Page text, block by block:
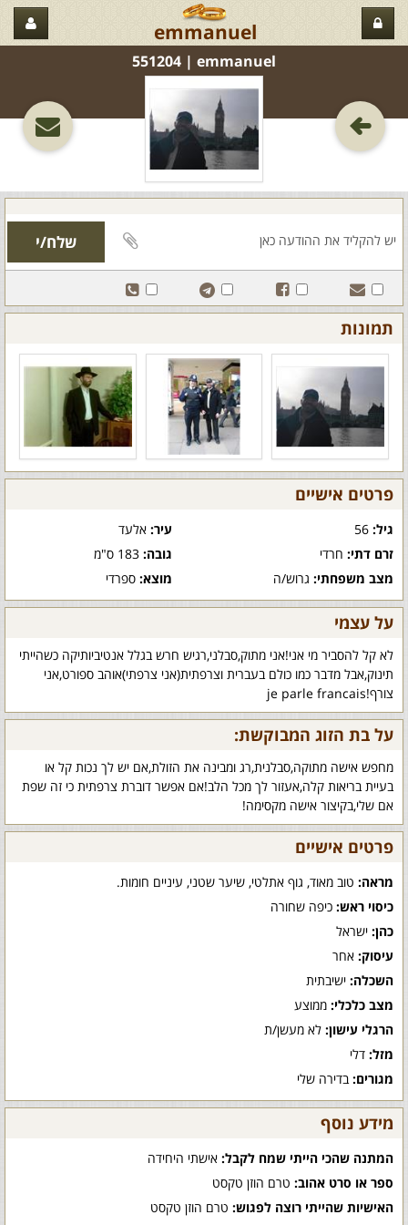
emmanuel
emmanuel‏ | 551204
תמונות
פרטים אישיים
גיל: עיר:אלעד
זרם דתי: חרדי גובה:183 ס"מ
מצב משפחתי: גרוש/ה מוצא:ספרדי
על עצמי
לא קל להסביר מי אני!אני מתוק,סבלני,רגיש חרש בגלל אנטיביותיקה כשהייתי
תינוק,אבל מדבר כמו כולם בעברית וצרפתית(אני צרפתי)אוהב ספורט,אני
צורף!je parle francais
על בת הזוג המבוקשת:
מחפש אישה מתוקה,סבלנית,רג ומבינה את הזולת,אם יש לך נכות קל או
בעיית בריאות קלה,אעזור לך מכל הלב!אם אפשר דוברת צרפתית כי זה שפת
אם שלי,בקיצור אישה מקסימה!
פרטים אישיים
מראה: טוב מאוד, גוף אתלטי, שיער שטני, עיניים חומות.
כיסוי ראש: כיפה שחורה
כהן: ישראל
עיסוק: אחר
השכלה: ישיבתית
מצב כלכלי: ממוצע
הרגלי עישון: לא מעשן/ת
מזל: דלי
מגורים: בדירה שלי
מידע נוסף
המתנה שהכי הייתי שמח לקבל: אישתי היחידה
ספר או סרט אהוב: טרם הוזן טקסט
האישיות שהייתי רוצה לפגוש: טרם הוזן טקסט